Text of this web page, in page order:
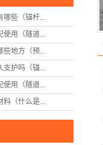
哪些（锚杆...
使用（隧道...
些地方（预...
支护吗（锚...
使用（隧道...
料（什么是...